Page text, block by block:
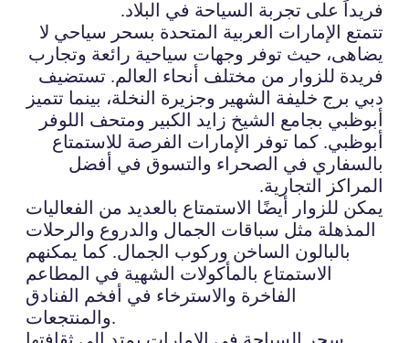
فريداً على تجربة السياحة في البلاد.
تتمتع الإمارات العربية المتحدة بسحر سياحي لا
يضاهى، حيث توفر وجهات سياحية رائعة وتجارب
فريدة للزوار من مختلف أنحاء العالم. تستضيف
دبي برج خليفة الشهير وجزيرة النخلة، بينما تتميز
أبوظبي بجامع الشيخ زايد الكبير ومتحف اللوفر
أبوظبي. كما توفر الإمارات الفرصة للاستمتاع
بالسفاري في الصحراء والتسوق في أفضل
المراكز التجارية.
يمكن للزوار أيضًا الاستمتاع بالعديد من الفعاليات
المذهلة مثل سباقات الجمال والدروع والرحلات
بالبالون الساخن وركوب الجمال. كما يمكنهم
الاستمتاع بالمأكولات الشهية في المطاعم
الفاخرة والاسترخاء في أفخم الفنادق
والمنتجعات.